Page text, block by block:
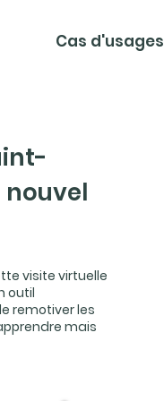
Cas d'usages
nouvel
visite virtuelle
outil
remotiver les
mais